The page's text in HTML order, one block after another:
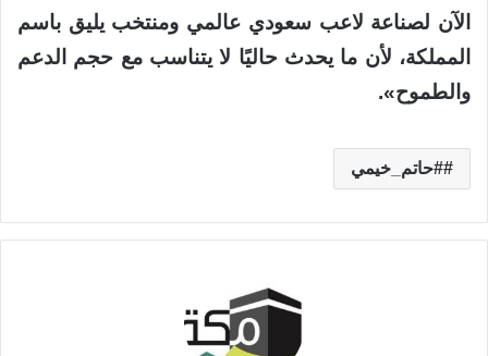
الآن لصناعة لاعب سعودي عالمي ومنتخب يليق باسم
المملكة، لأن ما يحدث حاليًا لا يتناسب مع حجم الدعم
والطموح».
#حاتم_خيمي